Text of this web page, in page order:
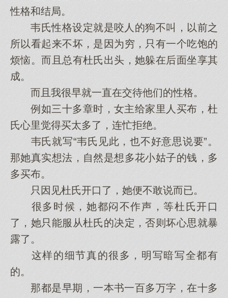
性格和结局。
韦氏性格设定就是咬人的狗不叫，以前之
所以看起来不坏，是因为穷，只有一个吃饱的
烦恼。而且总有杜氏出头，她躲在后面坐享其
成。
而且我很早就一直在交待他们的性格。
例如三十多章时，女主给家里人买布，杜
氏心里觉得买太多了，连忙拒绝。
韦氏就写“韦氏见此，也不好意思说要”。
那她真实想法，自然是想多花小姑子的钱，多
多买布。
只因见杜氏开口了，她便不敢说而已。
很多时候，她都闷不作声，等杜氏开口
了，她只能服从杜氏的决定，否则坏心思就暴
露了。
这样的细节真的很多，明写暗写全都有
的。
那都是早期，一本书一百多万字，在十多